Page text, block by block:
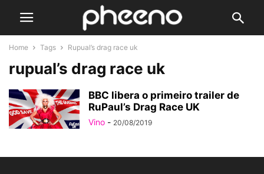
Home Tags Rupual’s drag race uk
rupual’s drag race uk
BBC libera o primeiro trailer de
RuPaul’s Drag Race UK
Vino - 20/08/2019